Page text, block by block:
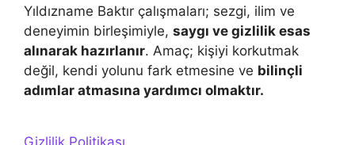
Yıldızname Baktır çalışmaları; sezgi, ilim ve
deneyimin birleşimiyle, saygı ve gizlilik esas
alınarak hazırlanır. Amaç; kişiyi korkutmak
değil, kendi yolunu fark etmesine ve bilinçli
adımlar atmasına yardımcı olmaktır.
Gizlilik Politikası